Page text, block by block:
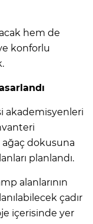
hem de
konforlu
akademisyenleri
dokusuna
planlandı.
alanlarının
çadır
içerisinde yer